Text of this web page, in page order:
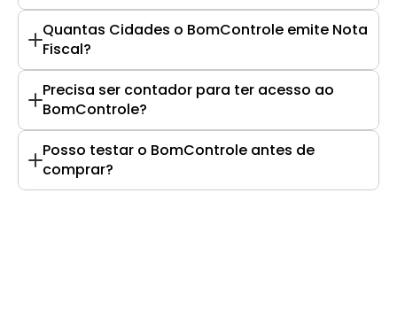
Quantas Cidades o BomControle emite Nota
Fiscal?
Precisa ser contador para ter acesso ao
BomControle?
Posso testar o BomControle antes de
comprar?